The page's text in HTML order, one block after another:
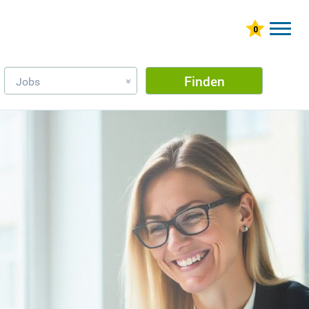
Jobs » Finden